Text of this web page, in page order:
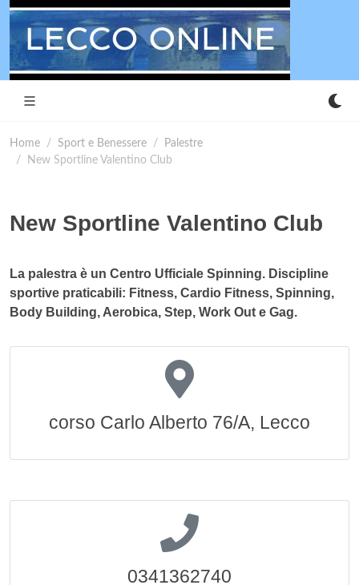
Home Sport e Benessere
Palestre
New Sportline Valentino Club
New Sportline Valentino Club
La palestra è un Centro Ufficiale Spinning. Discipline
sportive praticabili: Fitness, Cardio Fitness, Spinning,
Body Building, Aerobica, Step, Work Out e Gag.
corso Carlo Alberto 76/A, Lecco
0341362740